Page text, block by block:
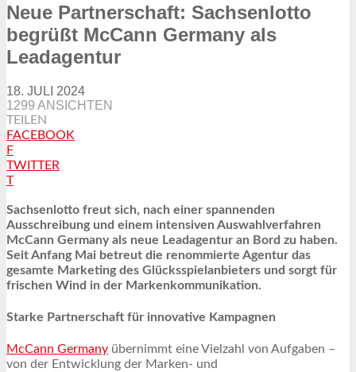
Neue Partnerschaft: Sachsenlotto
begrüßt McCann Germany als
Leadagentur
18. JULI 2024
1299 ANSICHTEN
TEILEN
FACEBOOK
F
TWITTER
T
Sachsenlotto freut sich, nach einer spannenden
Ausschreibung und einem intensiven Auswahlverfahren
McCann Germany als neue Leadagentur an Bord zu haben.
Seit Anfang Mai betreut die renommierte Agentur das
gesamte Marketing des Glücksspielanbieters und sorgt für
frischen Wind in der Markenkommunikation.
Starke Partnerschaft für innovative Kampagnen
McCann Germany übernimmt eine Vielzahl von Aufgaben –
von der Entwicklung der Marken- und